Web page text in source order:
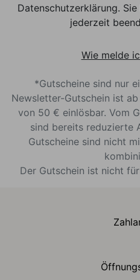
Datenschutzerklärung.
jederzeit
Wie melde
*Gutscheine sind nur
Newsletter-Gutschein ist
von 50 € einlösbar. Vom
sind bereits reduzierte
Gutscheine sind nicht
Der Gutschein ist nicht